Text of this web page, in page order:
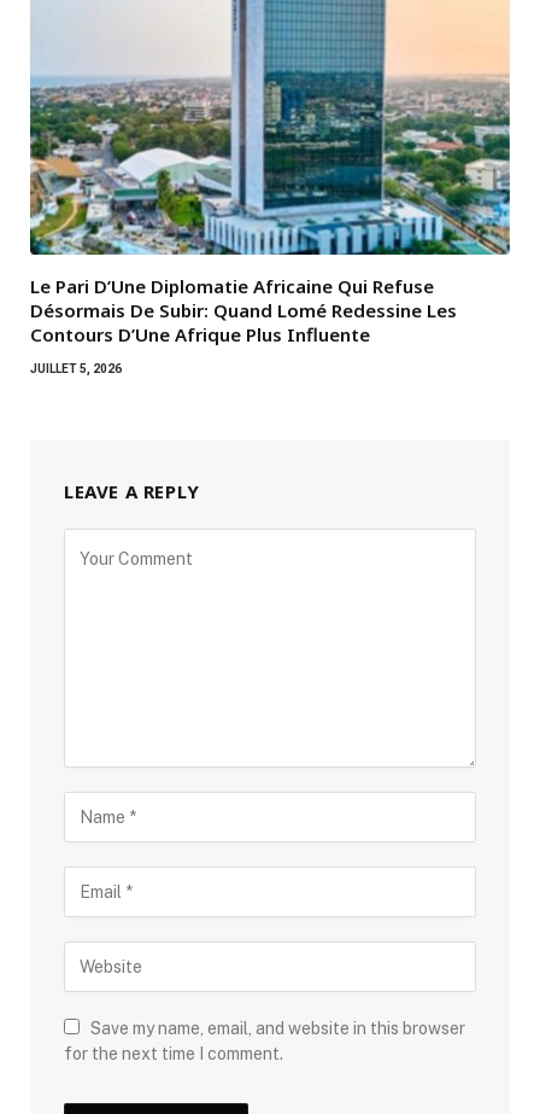
Le Pari D’Une Diplomatie Africaine Qui Refuse
Désormais De Subir: Quand Lomé Redessine Les
Contours D’Une Afrique Plus Influente
JUILLET 5, 2026
LEAVE A REPLY
Save my name, email, and website in this browser
for the next time I comment.